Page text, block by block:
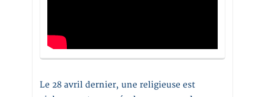
Le 28 avril dernier, une religieuse est